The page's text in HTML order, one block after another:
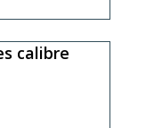
calibre